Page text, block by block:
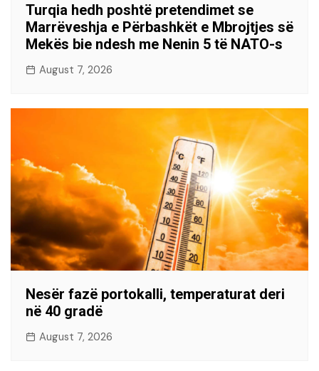
Turqia hedh poshtë pretendimet se
Marrëveshja e Përbashkët e Mbrojtjes së
Mekës bie ndesh me Nenin 5 të NATO-s
August 7, 2026
Nesër fazë portokalli, temperaturat deri
në 40 gradë
August 7, 2026